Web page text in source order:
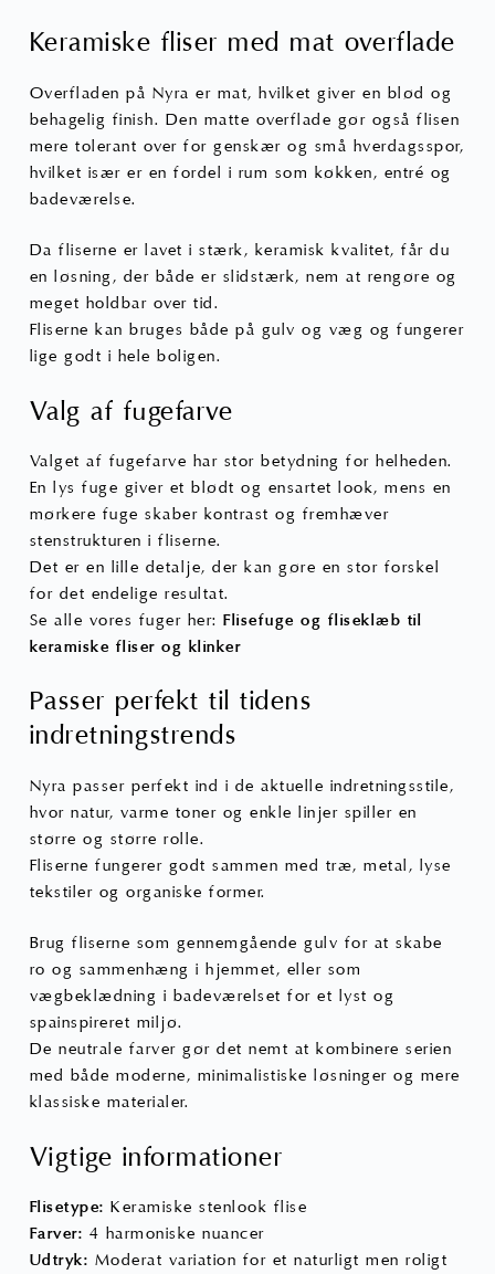
Keramiske fliser med mat overflade
Overfladen på Nyra er mat, hvilket giver en blød og
behagelig finish. Den matte overflade gør også flisen
mere tolerant over for genskær og små hverdagsspor,
hvilket især er en fordel i rum som køkken, entré og
badeværelse.
Da fliserne er lavet i stærk, keramisk kvalitet, får du
en løsning, der både er slidstærk, nem at rengøre og
meget holdbar over tid.
Fliserne kan bruges både på gulv og væg og fungerer
lige godt i hele boligen.
Valg af fugefarve
Valget af fugefarve har stor betydning for helheden.
En lys fuge giver et blødt og ensartet look, mens en
mørkere fuge skaber kontrast og fremhæver
stenstrukturen i fliserne.
Det er en lille detalje, der kan gøre en stor forskel
for det endelige resultat.
Se alle vores fuger her:Flisefuge og fliseklæb til
keramiske fliser og klinker
Passer perfekt til tidens
indretningstrends
Nyra passer perfekt ind i de aktuelle indretningsstile,
hvor natur, varme toner og enkle linjer spiller en
større og større rolle.
Fliserne fungerer godt sammen med træ, metal, lyse
tekstiler og organiske former.
Brug fliserne som gennemgående gulv for at skabe
ro og sammenhæng i hjemmet, eller som
vægbeklædning i badeværelset for et lyst og
spainspireret miljø.
De neutrale farver gør det nemt at kombinere serien
med både moderne, minimalistiske løsninger og mere
klassiske materialer.
Vigtige informationer
Flisetype: Keramiske stenlook flise
Farver: 4 harmoniske nuancer
Udtryk: Moderat variation for et naturligt men roligt